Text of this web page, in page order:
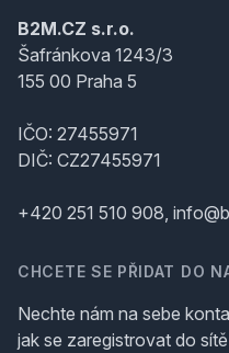
B2M.CZ s.r.o.
Šafránkova 1243/3
155 00 Praha 5
IČO: 27455971
DIČ: CZ27455971
+420 251 510 908,
CHCETE SE PŘIDAT DO
Nechte nám na sebe
jak se zaregistrovat do